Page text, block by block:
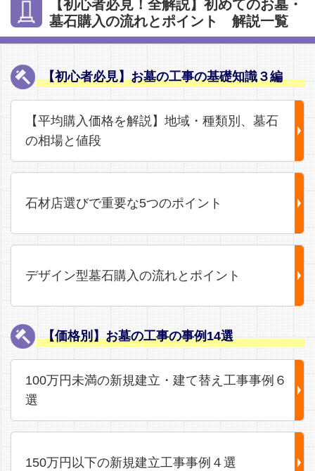
【初心者必見！全解説】初めてのお墓・
墓石購入の流れとポイント 解説一覧
【初心者必見】お墓の工事の基礎知識３編
【平均購入価格を解説】地域・種類別、墓石
の相場と値段
石材店選びで重要な5つのポイント
デザイン型墓石購入の流れとポイント
【価格別】お墓の工事の事例14選
100万円未満の新規建立・建て替え工事事例６
選
150万円以下の新規建立工事事例４選